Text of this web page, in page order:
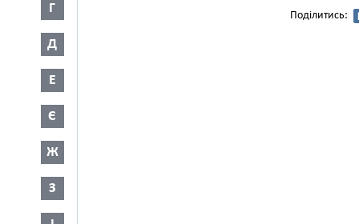
Г
Д
Е
Є
Ж
З
Поділитись: